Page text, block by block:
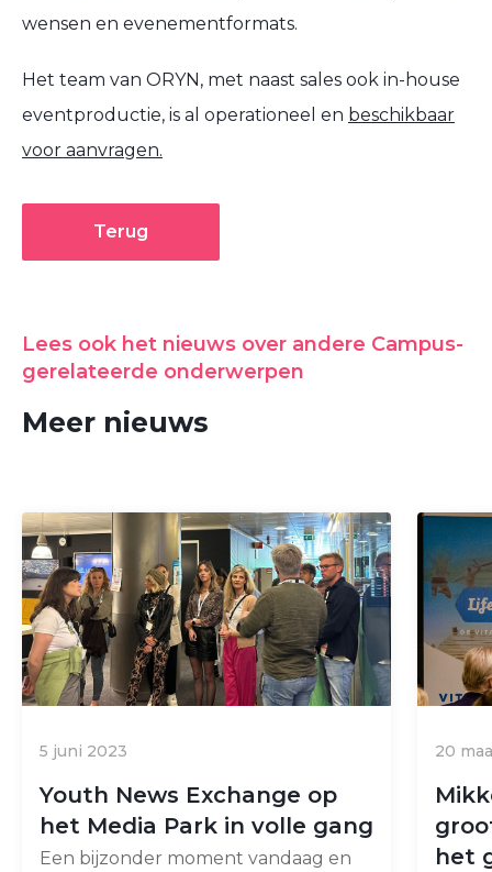
wensen en evenementformats.
Het team van ORYN, met naast sales ook in-house
eventproductie, is al operationeel en beschikbaar
voor aanvragen.
Terug
Lees ook het nieuws over andere Campus-
gerelateerde onderwerpen
Meer nieuws
5 juni 2023
Youth News Exchange op
het Media Park in volle gang
Een bijzonder moment vandaag en
20
het